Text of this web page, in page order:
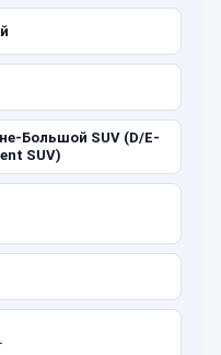
Большой SUV (D/E-
SUV)